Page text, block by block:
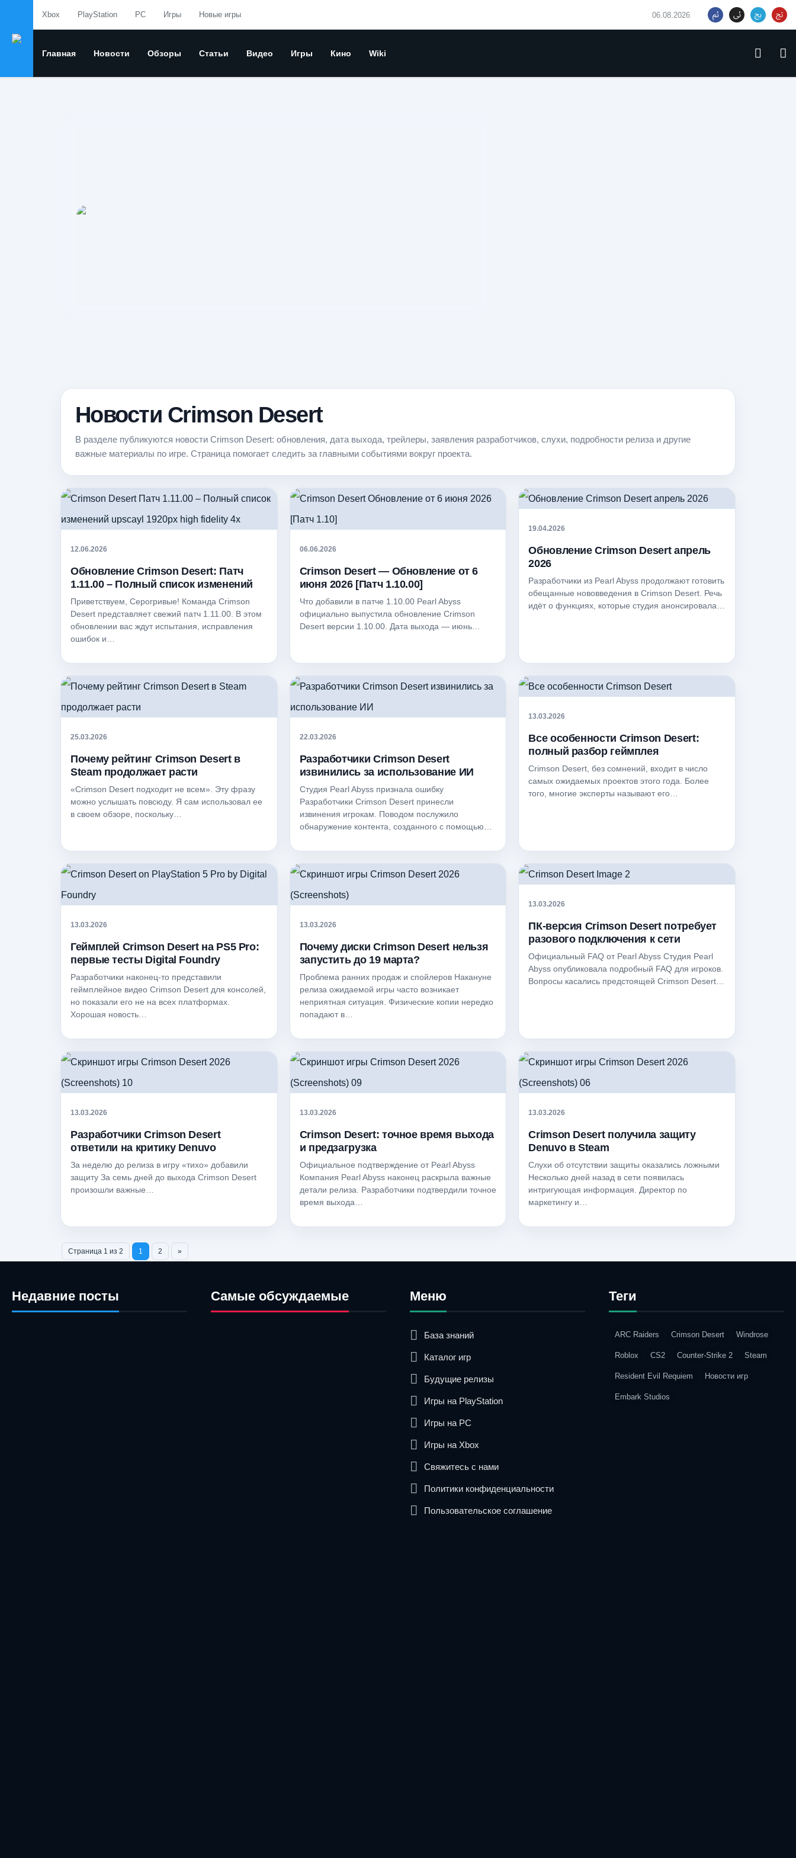
06.08.2026
Xbox PlayStation PC Игры Новые игры
Главная Новости Обзоры Статьи Видео Игры Кино Wiki
Новости Crimson Desert
В разделе публикуются новости Crimson Desert: обновления, дата выхода, трейлеры, заявления разработчиков, слухи, подробности релиза и другие
важные материалы по игре. Страница помогает следить за главными событиями вокруг проекта.
12.06.2026
Обновление Crimson Desert: Патч
1.11.00 – Полный список изменений
Приветствуем, Серогривые! Команда Crimson
Desert представляет свежий патч 1.11.00. В этом
обновлении вас ждут испытания, исправления
ошибок и…
06.06.2026
Crimson Desert — Обновление от 6
июня 2026 [Патч 1.10.00]
Что добавили в патче 1.10.00 Pearl Abyss
официально выпустила обновление Crimson
Desert версии 1.10.00. Дата выхода — июнь…
19.04.2026
Обновление Crimson Desert апрель
2026
Разработчики из Pearl Abyss продолжают готовить
обещанные нововведения в Crimson Desert. Речь
идёт о функциях, которые студия анонсировала…
25.03.2026
Почему рейтинг Crimson Desert в
Steam продолжает расти
«Crimson Desert подходит не всем». Эту фразу
можно услышать повсюду. Я сам использовал ее
в своем обзоре, поскольку…
22.03.2026
Разработчики Crimson Desert
извинились за использование ИИ
Студия Pearl Abyss признала ошибку
Разработчики Crimson Desert принесли
извинения игрокам. Поводом послужило
обнаружение контента, созданного с помощью…
13.03.2026
Все особенности Crimson Desert:
полный разбор геймплея
Crimson Desert, без сомнений, входит в число
самых ожидаемых проектов этого года. Более
того, многие эксперты называют его…
13.03.2026
Геймплей Crimson Desert на PS5 Pro:
первые тесты Digital Foundry
Разработчики наконец-то представили
геймплейное видео Crimson Desert для консолей,
но показали его не на всех платформах.
Хорошая новость…
13.03.2026
Почему диски Crimson Desert нельзя
запустить до 19 марта?
Проблема ранних продаж и спойлеров Накануне
релиза ожидаемой игры часто возникает
неприятная ситуация. Физические копии нередко
попадают в…
13.03.2026
ПК-версия Crimson Desert потребует
разового подключения к сети
Официальный FAQ от Pearl Abyss Студия Pearl
Abyss опубликовала подробный FAQ для игроков.
Вопросы касались предстоящей Crimson Desert…
13.03.2026
Разработчики Crimson Desert
ответили на критику Denuvo
За неделю до релиза в игру «тихо» добавили
защиту За семь дней до выхода Crimson Desert
произошли важные…
13.03.2026
Crimson Desert: точное время выхода
и предзагрузка
Официальное подтверждение от Pearl Abyss
Компания Pearl Abyss наконец раскрыла важные
детали релиза. Разработчики подтвердили точное
время выхода…
13.03.2026
Crimson Desert получила защиту
Denuvo в Steam
Слухи об отсутствии защиты оказались ложными
Несколько дней назад в сети появилась
интригующая информация. Директор по
маркетингу и…
Страница 1 из 2 1 2 »
Недавние посты Самые обсуждаемые Меню
База знаний
Каталог игр
Будущие релизы
Игры на PlayStation
Игры на PC
Игры на Xbox
Свяжитесь с нами
Политики конфиденциальности
Пользовательское соглашение
Теги
ARC Raiders Crimson Desert Windrose
Roblox CS2 Counter-Strike 2 Steam
Resident Evil Requiem Новости игр
Embark Studios